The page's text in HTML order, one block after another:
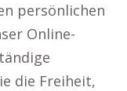
persönlichen
Online-
die Freiheit,